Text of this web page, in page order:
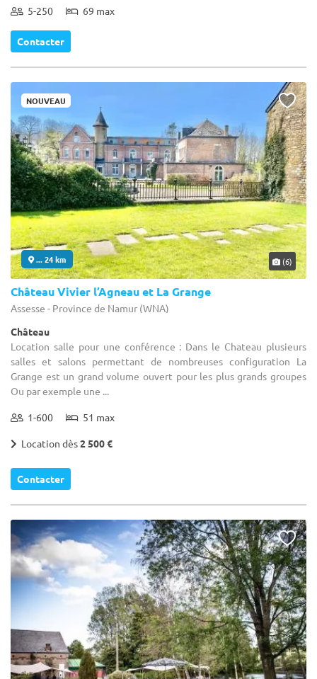
5-250 69 max
Contacter
NOUVEAU
... 24 km (6)
Château Vivier l’Agneau et La Grange
Assesse - Province de Namur (WNA)
Château
Location salle pour une conférence : Dans le Chateau plusieurs
salles et salons permettant de nombreuses configuration La
Grange est un grand volume ouvert pour les plus grands groupes
Ou par exemple une ...
1-600 51 max
Location dès2 500 €
Contacter